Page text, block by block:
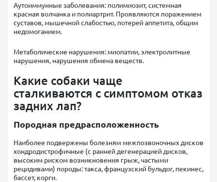
Аутоиммунные заболевания: полимиозит, системная
красная волчанка и полиартрит. Проявляются поражением
суставов, мышечной слабостью, потерей аппетита, общим
недомоганием.
Метаболические нарушения: миопатии, электролитные
нарушения, нарушения обмена веществ.
Какие собаки чаще
сталкиваются с симптомом отказ
задних лап?
Породная предрасположенность
Наиболее подвержены болезням межпозвоночных дисков
хондродистрофичные (с ранней дегенерацией дисков,
высоким риском возникновения грыж, частыми
рецидивами) породы: такса, французский бульдог, пекинес,
бассет, корги.